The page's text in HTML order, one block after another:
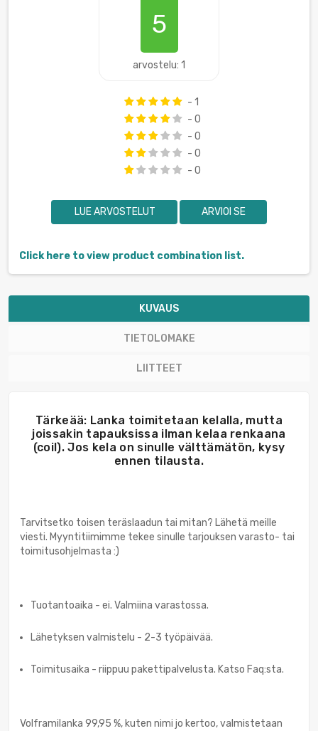
5
arvostelu: 1
- 1
- 0
- 0
- 0
- 0
LUE ARVOSTELUT ARVIOI SE
Click here to view product combination list.
KUVAUS
TIETOLOMAKE
LIITTEET
Tärkeää: Lanka toimitetaan kelalla, mutta
joissakin tapauksissa ilman kelaa renkaana
(coil). Jos kela on sinulle välttämätön, kysy
ennen tilausta.
Tarvitsetko toisen teräslaadun tai mitan? Lähetä meille
viesti. Myyntitiimimme tekee sinulle tarjouksen varasto- tai
toimitusohjelmasta :)
Tuotantoaika - ei. Valmiina varastossa.
Lähetyksen valmistelu - 2-3 työpäivää.
Toimitusaika - riippuu pakettipalvelusta. Katso Faq:sta.
Volframilanka 99,95 %, kuten nimi jo kertoo, valmistetaan